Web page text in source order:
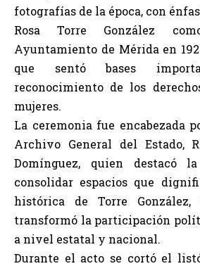
fotografías de la época, con
Rosa Torre González
Ayuntamiento de Mérida en
que sentó bases
reconocimiento de los
mujeres.
La ceremonia fue encabezada
Archivo General del Estado,
Domínguez, quien destacó
consolidar espacios que
histórica de Torre
transformó la participación
a nivel estatal y nacional.
Durante el acto se cortó el